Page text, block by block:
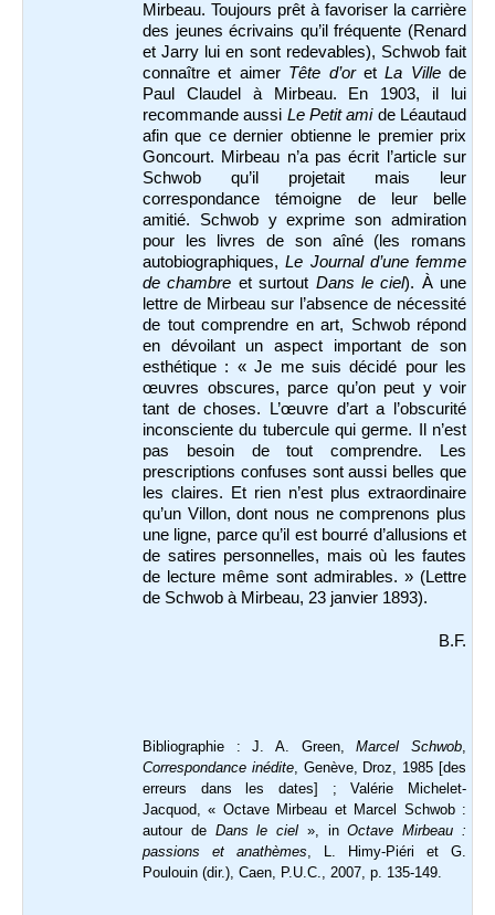
Mirbeau. Toujours prêt à favoriser la carrière
des jeunes écrivains qu’il fréquente (Renard
et Jarry lui en sont redevables), Schwob fait
connaître et aimer Tête d’oretLa Villede
Paul Claudel à Mirbeau. En 1903, il lui
recommande aussi Le Petit amide Léautaud
afin que ce dernier obtienne le premier prix
Goncourt. Mirbeau n’a pas écrit l’article sur
Schwob qu’il projetait mais leur
correspondance témoigne de leur belle
amitié. Schwob y exprime son admiration
pour les livres de son aîné (les romans
autobiographiques,Le Journal d’une femme
de chambre et surtout Dans le ciel). À une
lettre de Mirbeau sur l’absence de nécessité
de tout comprendre en art, Schwob répond
en dévoilant un aspect important de son
esthétique : « Je me suis décidé pour les
œuvres obscures, parce qu’on peut y voir
tant de choses. L’œuvre d’art a l’obscurité
inconsciente du tubercule qui germe. Il n’est
pas besoin de tout comprendre. Les
prescriptions confuses sont aussi belles que
les claires. Et rien n’est plus extraordinaire
qu’un Villon, dont nous ne comprenons plus
une ligne, parce qu’il est bourré d’allusions et
de satires personnelles, mais où les fautes
de lecture même sont admirables. » (Lettre
de Schwob à Mirbeau, 23 janvier 1893).
B.F.
Bibliographie : J. A. Green,Marcel Schwob,
Correspondance inédite, Genève, Droz, 1985 [des
erreurs dans les dates] ; Valérie Michelet-
Jacquod, « Octave Mirbeau et Marcel Schwob :
autour de Dans le ciel », inOctave Mirbeau :
passions et anathèmes, L. Himy-Piéri et G.
Poulouin (dir.), Caen, P.U.C., 2007, p. 135-149.